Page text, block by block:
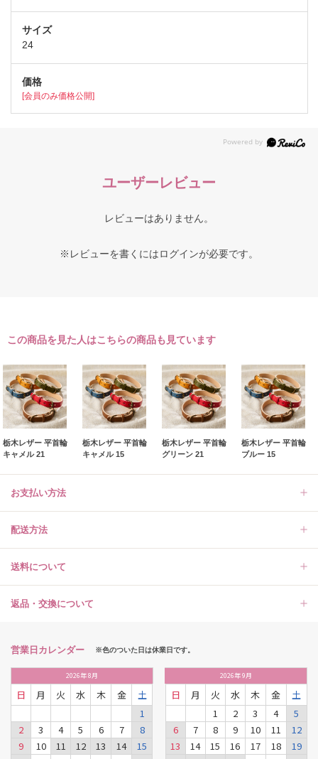
24
[会員のみ価格公開]
ユーザーレビュー
レビューはありません。
※レビューを書くにはログインが必要です。
この商品を見た人はこちらの商品も見ています
栃木レザー 平首輪
キャメル 21
栃木レザー 平首輪
キャメル 15
栃木レザー 平首輪
グリーン 21
栃木レザー 平首輪
ブルー 15
お支払い方法
配送方法
送料について
返品・交換について
営業日カレンダー ※色のついた日は休業日です。
2026年8月
日 月 火 水 木 金
土
1
2
3 4 5 6 7
8
9
10 11 12 13 14
15
2026年9月
日 月 火 水 木 金
土
1
2 3 4
5
6
7 8 9 10 11
12
13
14 15 16 17 18
19